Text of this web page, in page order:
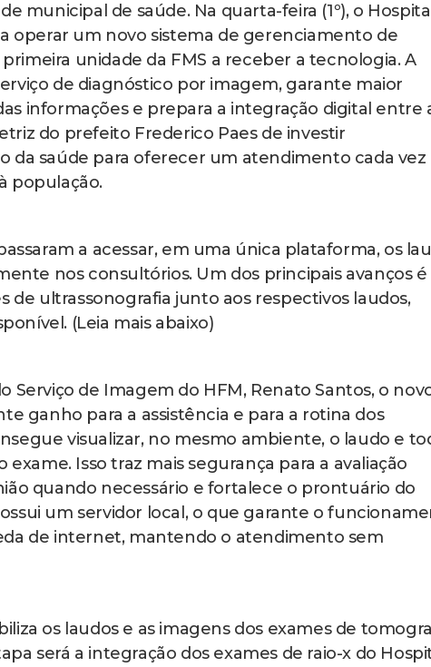
municipal de saúde. Na quarta-feira (1º), o
operar um novo sistema de gerenciamento de
unidade da FMS a receber a tecnologia. A
de diagnóstico por imagem, garante maior
informações e prepara a integração digital entre
do prefeito Frederico Paes de investir
da saúde para oferecer um atendimento cada vez
população.
a acessar, em uma única plataforma, os
nos consultórios. Um dos principais avanços é
de ultrassonografia junto aos respectivos laudos,
(Leia mais abaixo)
Serviço de Imagem do HFM, Renato Santos, o
ganho para a assistência e para a rotina dos
visualizar, no mesmo ambiente, o laudo e
Isso traz mais segurança para a avaliação
quando necessário e fortalece o prontuário do
um servidor local, o que garante o
de internet, mantendo o atendimento sem
os laudos e as imagens dos exames de
será a integração dos exames de raio-x do